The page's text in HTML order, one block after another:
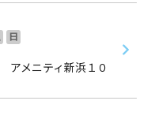
日
アメニティ新浜１０